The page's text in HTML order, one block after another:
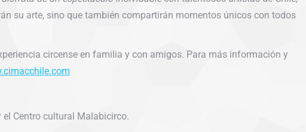
su arte, sino que también compartirán momentos únicos con todos
circense en familia y con amigos. Para más información y
Centro cultural Malabicirco.